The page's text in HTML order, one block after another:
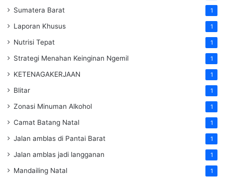
Sumatera Barat 1
Laporan Khusus 1
Nutrisi Tepat 1
Strategi Menahan Keinginan Ngemil 1
KETENAGAKERJAAN 1
Blitar 1
Zonasi Minuman Alkohol 1
Camat Batang Natal 1
Jalan amblas di Pantai Barat 1
Jalan amblas jadi langganan 1
Mandailing Natal 1